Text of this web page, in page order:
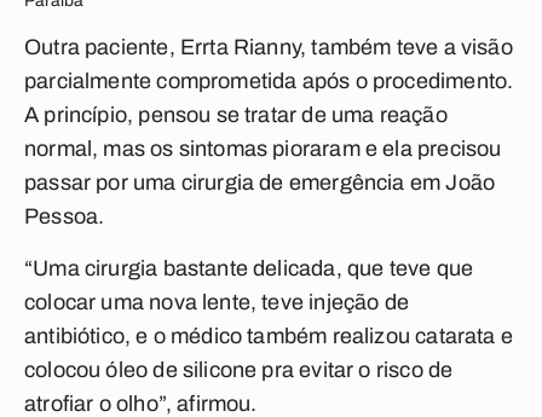
Outra paciente, Errta Rianny, também teve a visão
parcialmente comprometida após o procedimento.
A princípio, pensou se tratar de uma reação
normal, mas os sintomas pioraram e ela precisou
passar por uma cirurgia de emergência em João
Pessoa.
“Uma cirurgia bastante delicada, que teve que
colocar uma nova lente, teve injeção de
antibiótico, e o médico também realizou catarata e
colocou óleo de silicone pra evitar o risco de
atrofiar o olho”, afirmou.